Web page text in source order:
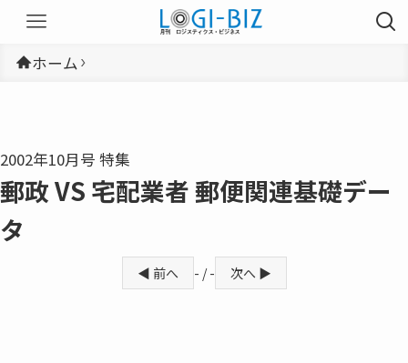
ホーム
2002年10月号 特集
郵政 VS 宅配業者 郵便関連基礎デー
タ
◀ 前へ - / - 次へ ▶